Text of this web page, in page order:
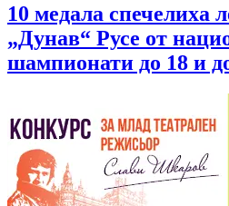
10 медала спечелиха
„Дунав“ Русе от
шампионати до 18 и